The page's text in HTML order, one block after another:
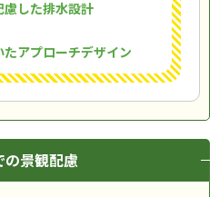
した排水設計
アプローチデザイン
景観配慮